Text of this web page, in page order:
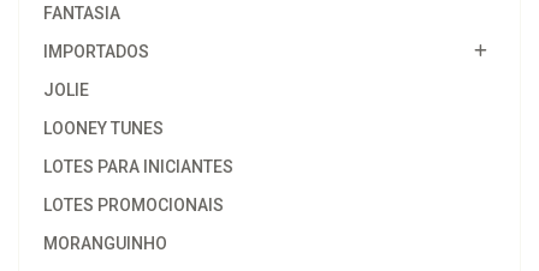
FANTASIA
IMPORTADOS
JOLIE
LOONEY TUNES
LOTES PARA INICIANTES
LOTES PROMOCIONAIS
MORANGUINHO